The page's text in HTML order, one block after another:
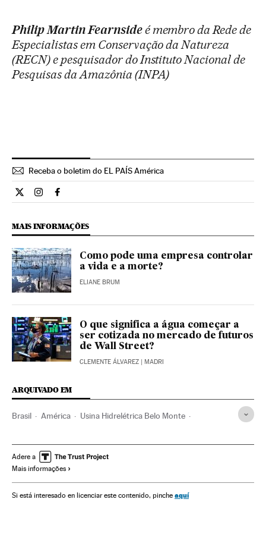
Philip Martin Fearnsideé membro da Rede de
Especialistas em Conservação da Natureza
(RECN) e pesquisador do Instituto Nacional de
Pesquisas da Amazônia (INPA)
Receba o boletim do EL PAÍS América
Opiniao El País Brasil en Twitter
Opiniao El País Brasil en Instagram
Opiniao El País Brasil en Facebook
MAIS INFORMAÇÕES
Como pode uma empresa controlar
a vida e a morte?
ELIANE BRUM
O que significa a água começar a
ser cotizada no mercado de futuros
de Wall Street?
CLEMENTE ÁLVAREZ | MADRI
ARQUIVADO EM
Brasil América Usina Hidrelétrica Belo Monte
Desmatamento Indígenas
Selva
Adere a
Mais informações
Si está interesado en licenciar este contenido, pinche aquí